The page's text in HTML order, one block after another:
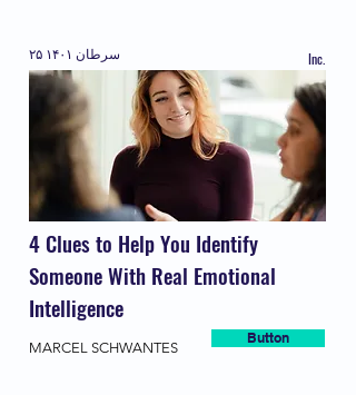
۲۵ سرطان ۱۴۰۱ Inc.
4 Clues to Help You Identify
Someone With Real Emotional
Intelligence
Button
MARCEL SCHWANTES